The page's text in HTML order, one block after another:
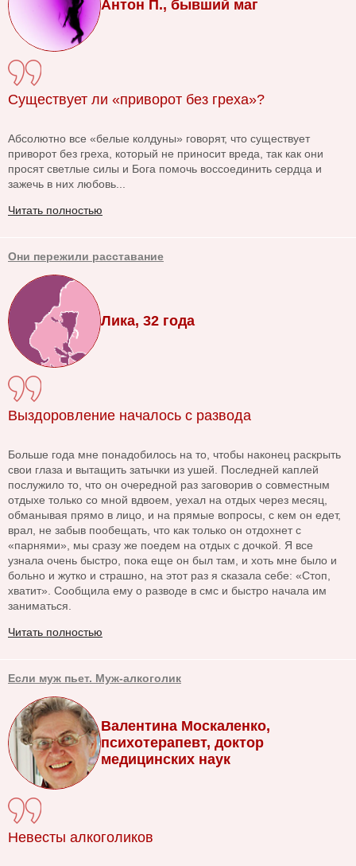
Антон П., бывший маг
Существует ли «приворот без греха»?
Абсолютно все «белые колдуны» говорят, что существует
приворот без греха, который не приносит вреда, так как они
просят светлые силы и Бога помочь воссоединить сердца и
зажечь в них любовь...
Читать полностью
Они пережили расставание
Лика, 32 года
Выздоровление началось с развода
Больше года мне понадобилось на то, чтобы наконец раскрыть
свои глаза и вытащить затычки из ушей. Последней каплей
послужило то, что он очередной раз заговорив о совместным
отдыхе только со мной вдвоем, уехал на отдых через месяц,
обманывая прямо в лицо, и на прямые вопросы, с кем он едет,
врал, не забыв пообещать, что как только он отдохнет с
«парнями», мы сразу же поедем на отдых с дочкой. Я все
узнала очень быстро, пока еще он был там, и хоть мне было и
больно и жутко и страшно, на этот раз я сказала себе: «Стоп,
хватит». Сообщила ему о разводе в смс и быстро начала им
заниматься.
Читать полностью
Если муж пьет. Муж-алкоголик
Валентина Москаленко,
психотерапевт, доктор
медицинских наук
Невесты алкоголиков